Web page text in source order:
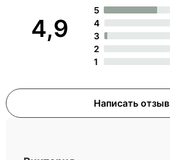
4,9
5
4
3
2
1
Написать отзыв